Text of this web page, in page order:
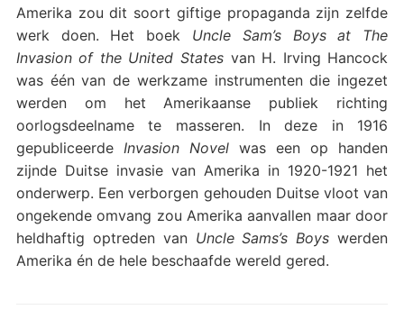
Amerika zou dit soort giftige propaganda zijn zelfde
werk doen. Het boek Uncle Sam’s Boys at The
Invasion of the United States van H. Irving Hancock
was één van de werkzame instrumenten die ingezet
werden om het Amerikaanse publiek richting
oorlogsdeelname te masseren. In deze in 1916
gepubliceerde Invasion Novelwas een op handen
zijnde Duitse invasie van Amerika in 1920-1921 het
onderwerp. Een verborgen gehouden Duitse vloot van
ongekende omvang zou Amerika aanvallen maar door
heldhaftig optreden van Uncle Sams’s Boys werden
Amerika én de hele beschaafde wereld gered.